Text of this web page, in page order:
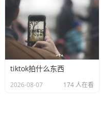
tiktok拍什么东西
2026-08-07 174 人在看